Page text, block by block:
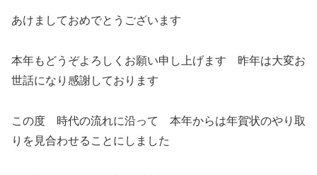
あけましておめでとうございます
本年もどうぞよろしくお願い申し上げます 昨年は大変お
世話になり感謝しております
この度 時代の流れに沿って 本年からは年賀状のやり取
りを見合わせることにしました